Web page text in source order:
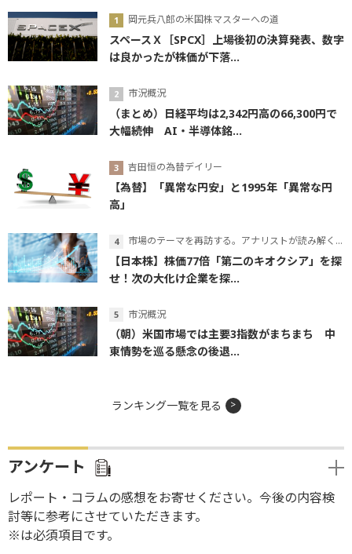
岡元兵八郎の米国株マスターへの道
スペースＸ［SPCX］上場後初の決算発表、数字
は良かったが株価が下落...
市況概況
（まとめ）日経平均は2,342円高の66,300円で
大幅続伸 AI・半導体銘...
吉田恒の為替デイリー
【為替】「異常な円安」と1995年「異常な円
高」
市場のテーマを再訪する。アナリストが読み解くテーマの本質
【日本株】株価77倍「第二のキオクシア」を探
せ！次の大化け企業を探...
市況概況
（朝）米国市場では主要3指数がまちまち 中
東情勢を巡る懸念の後退...
ランキング一覧を見る
アンケート
レポート・コラムの感想をお寄せください。今後の内容検
討等に参考にさせていただきます。
※は必須項目です。